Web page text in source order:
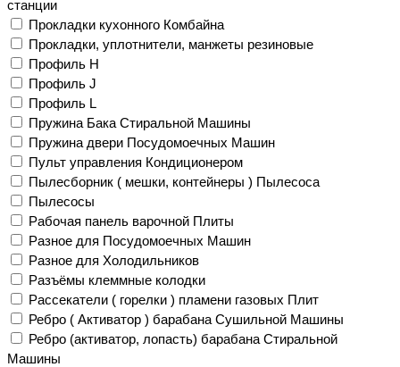
станции
Прокладки кухонного Комбайна
Прокладки, уплотнители, манжеты резиновые
Профиль H
Профиль J
Профиль L
Пружина Бака Стиральной Машины
Пружина двери Посудомоечных Машин
Пульт управления Кондиционером
Пылесборник ( мешки, контейнеры ) Пылесоса
Пылесосы
Рабочая панель варочной Плиты
Разное для Посудомоечных Машин
Разное для Холодильников
Разъёмы клеммные колодки
Рассекатели ( горелки ) пламени газовых Плит
Ребро ( Активатор ) барабана Сушильной Машины
Ребро (активатор, лопасть) барабана Стиральной
Машины